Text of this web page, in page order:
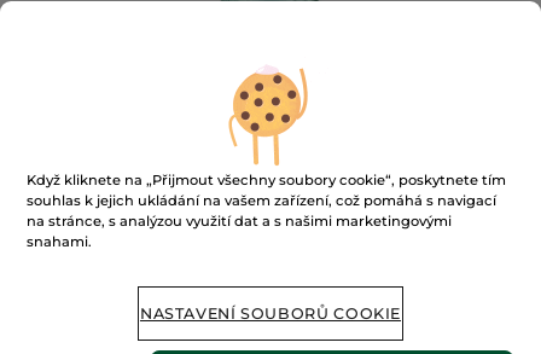
Čisticí micelární voda
Bezchybně odličuje a čistí pleť
hodnota
pro
Napište mi, až bude k dispozici
Když kliknete na „Přijmout všechny soubory cookie“, poskytnete tím
souhlas k jejich ukládání na vašem zařízení, což pomáhá s navigací
na stránce, s analýzou využití dat a s našimi marketingovými
snahami.
NASTAVENÍ SOUBORŮ COOKIE